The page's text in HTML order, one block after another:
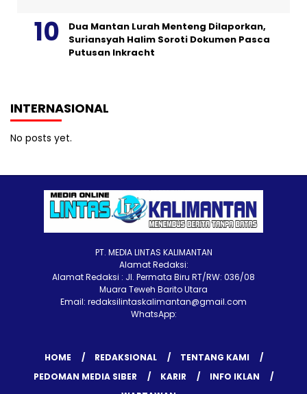
Dua Mantan Lurah Menteng Dilaporkan,
Suriansyah Halim Soroti Dokumen Pasca
Putusan Inkracht
INTERNASIONAL
No posts yet.
PT. MEDIA LINTAS KALIMANTAN
Alamat Redaksi:
Alamat Redaksi : Jl. Permata Biru RT/RW: 036/08
Muara Teweh Barito Utara
Email: redaksilintaskalimantan@gmail.com
WhatsApp:
HOME REDAKSIONAL
TENTANG KAMI
PEDOMAN MEDIA SIBER
KARIR
INFO IKLAN